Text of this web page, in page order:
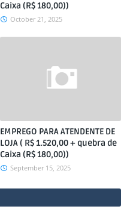
Caixa (R$ 180,00))
October 21, 2025
EMPREGO PARA ATENDENTE DE
LOJA ( R$ 1.520,00 + quebra de
Caixa (R$ 180,00))
September 15, 2025